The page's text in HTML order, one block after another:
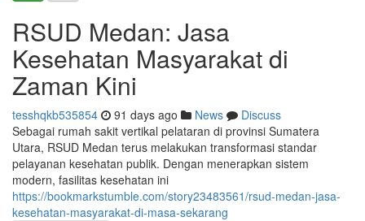
RSUD Medan: Jasa
Kesehatan Masyarakat di
Zaman Kini
tesshqkb535854 91 days ago News
Discuss
Sebagai rumah sakit vertikal pelataran di provinsi Sumatera
Utara, RSUD Medan terus melakukan transformasi standar
pelayanan kesehatan publik. Dengan menerapkan sistem
modern, fasilitas kesehatan ini
https://bookmarkstumble.com/story23483561/rsud-medan-jasa-
kesehatan-masyarakat-di-masa-sekarang